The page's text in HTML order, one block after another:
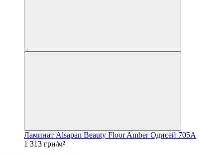
Ламинат Alsapan Beauty Floor Amber Одисей 705A
1 313 грн/м²